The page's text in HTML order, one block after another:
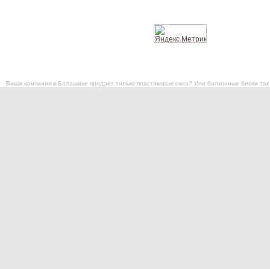
Ваша компания в Балашихе продает только пластиковые окна? Или балконные блоки